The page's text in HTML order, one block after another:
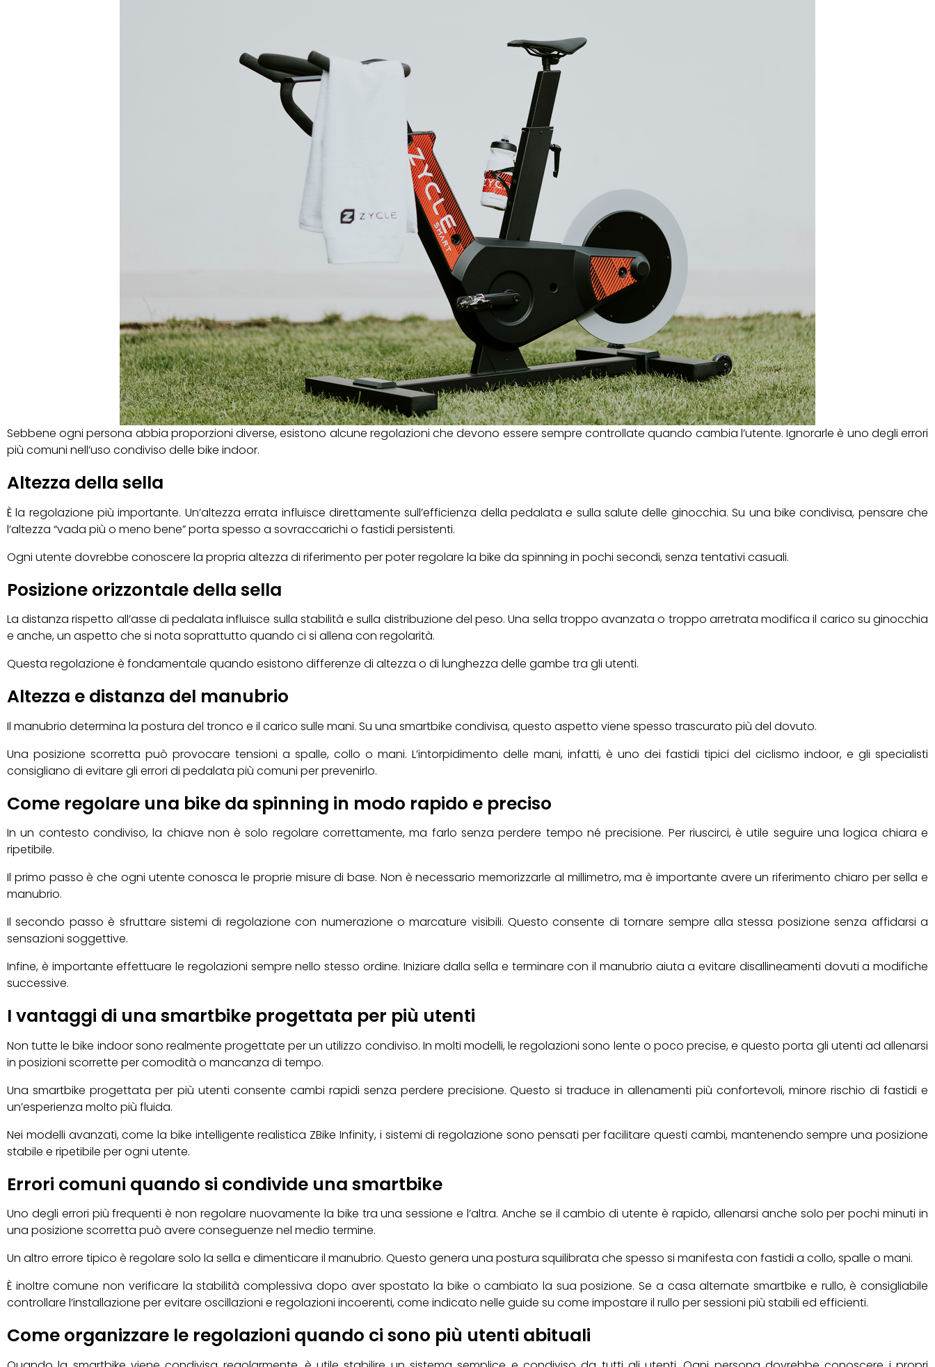
Sebbene ogni persona abbia proporzioni diverse, esistono alcune regolazioni che devono essere sempre controllate quando cambia l’utente. Ignorarle è uno degli errori
più comuni nell’uso condiviso delle bike indoor.
Altezza della sella
È la regolazione più importante. Un’altezza errata influisce direttamente sull’efficienza della pedalata e sulla salute delle ginocchia. Su una bike condivisa, pensare che
l’altezza “vada più o meno bene” porta spesso a sovraccarichi o fastidi persistenti.
Ogni utente dovrebbe conoscere la propria altezza di riferimento per poter regolare la bike da spinning in pochi secondi, senza tentativi casuali.
Posizione orizzontale della sella
La distanza rispetto all’asse di pedalata influisce sulla stabilità e sulla distribuzione del peso. Una sella troppo avanzata o troppo arretrata modifica il carico su ginocchia
e anche, un aspetto che si nota soprattutto quando ci si allena con regolarità.
Questa regolazione è fondamentale quando esistono differenze di altezza o di lunghezza delle gambe tra gli utenti.
Altezza e distanza del manubrio
Il manubrio determina la postura del tronco e il carico sulle mani. Su una smartbike condivisa, questo aspetto viene spesso trascurato più del dovuto.
Una posizione scorretta può provocare tensioni a spalle, collo o mani. L’intorpidimento delle mani, infatti, è uno dei fastidi tipici del ciclismo indoor, e gli specialisti
consigliano di evitare gli errori di pedalata più comuni per prevenirlo.
Come regolare una bike da spinning in modo rapido e preciso
In un contesto condiviso, la chiave non è solo regolare correttamente, ma farlo senza perdere tempo né precisione. Per riuscirci, è utile seguire una logica chiara e
ripetibile.
Il primo passo è che ogni utente conosca le proprie misure di base. Non è necessario memorizzarle al millimetro, ma è importante avere un riferimento chiaro per sella e
manubrio.
Il secondo passo è sfruttare sistemi di regolazione con numerazione o marcature visibili. Questo consente di tornare sempre alla stessa posizione senza affidarsi a
sensazioni soggettive.
Infine, è importante effettuare le regolazioni sempre nello stesso ordine. Iniziare dalla sella e terminare con il manubrio aiuta a evitare disallineamenti dovuti a modifiche
successive.
I vantaggi di una smartbike progettata per più utenti
Non tutte le bike indoor sono realmente progettate per un utilizzo condiviso. In molti modelli, le regolazioni sono lente o poco precise, e questo porta gli utenti ad allenarsi
in posizioni scorrette per comodità o mancanza di tempo.
Una smartbike progettata per più utenti consente cambi rapidi senza perdere precisione. Questo si traduce in allenamenti più confortevoli, minore rischio di fastidi e
un’esperienza molto più fluida.
Nei modelli avanzati, come la bike intelligente realistica ZBike Infinity, i sistemi di regolazione sono pensati per facilitare questi cambi, mantenendo sempre una posizione
stabile e ripetibile per ogni utente.
Errori comuni quando si condivide una smartbike
Uno degli errori più frequenti è non regolare nuovamente la bike tra una sessione e l’altra. Anche se il cambio di utente è rapido, allenarsi anche solo per pochi minuti in
una posizione scorretta può avere conseguenze nel medio termine.
Un altro errore tipico è regolare solo la sella e dimenticare il manubrio. Questo genera una postura squilibrata che spesso si manifesta con fastidi a collo, spalle o mani.
È inoltre comune non verificare la stabilità complessiva dopo aver spostato la bike o cambiato la sua posizione. Se a casa alternate smartbike e rullo, è consigliabile
controllare l’installazione per evitare oscillazioni e regolazioni incoerenti, come indicato nelle guide su come impostare il rullo per sessioni più stabili ed efficienti.
Come organizzare le regolazioni quando ci sono più utenti abituali